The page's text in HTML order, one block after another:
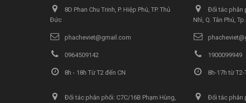
8D Phan Chu Trinh, P. Hiệp Phú, TP. Thủ
Đức
phacheviet@gmail.com
0964509142
8h - 18h Từ T2 đến CN
Đối tác phân
Nhì, Q. Tân Phú,
1900099949
8h-17h từ T2-
Đối tác phân phối: C7C/16B Phạm Hùng,
Đối tác phân